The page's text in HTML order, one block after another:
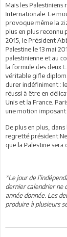
Mais les Palestiniens
Internationale. Le
provoque même la
plus en plus reconnu
2015, le Président
Palestine le 13 mai
palestinienne et au
la formule des deux
véritable gifle
durer indéfiniment :
réussi à être en
Unis et la France.
une motion
De plus en plus,
regretté président
que la Palestine sera
*Le jour de
dernier calendrier ne
année donnée. Les
produire à plusieurs